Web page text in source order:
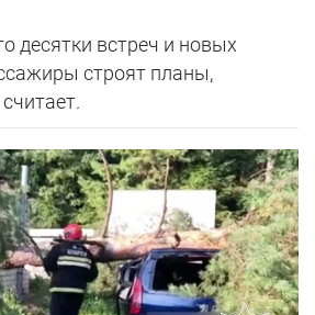
десятки встреч и новых
строят планы,